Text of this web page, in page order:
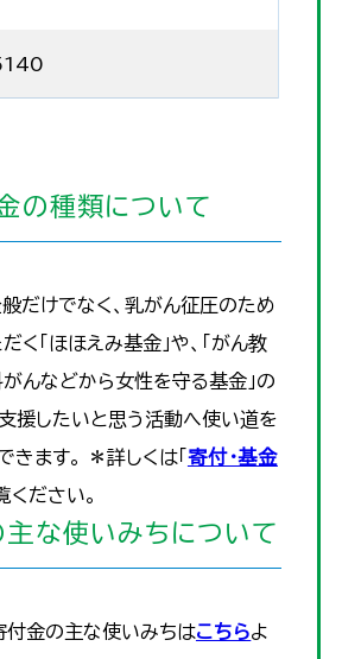
の種類について
だけでなく、乳がん征圧のため
く「ほほえみ基金」や、「がん教
がんなどから女性を守る基金」の
援したいと思う活動へ使い道を
きます。 ＊詳しくは「 寄付・基金
ください。
な使いみちについて
金の主な使いみちはこちらよ